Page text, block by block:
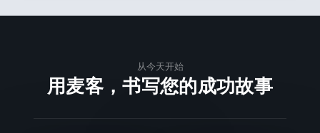
从今天开始
用麦客，书写您的成功故事